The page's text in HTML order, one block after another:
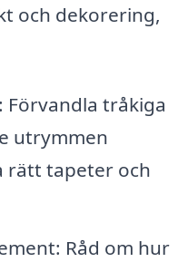
och dekorering,
Förvandla tråkiga
utrymmen
rätt tapeter och
Råd om hur